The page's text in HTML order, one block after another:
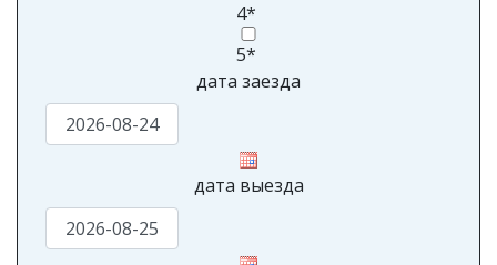
4*
5*
дата заезда
дата выезда